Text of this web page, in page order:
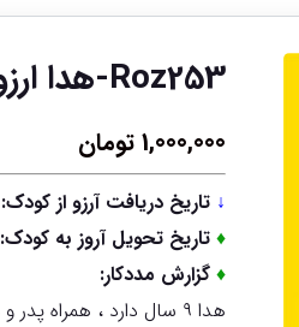
Roz253-هدا ارزوی داشتن لباس خوشگل دارد
1,000,000تومان
↓ تاریخ دریافت آرزو از کودک:
♦تاریخ تحویل آروز به کودک: 1403/06/6
♦ گزارش مددکار:
هدا ۹ سال دارد ، همراه پدر و مادرش زندگی می کند ، یک برادر بزرگتر از خودش نیز دارد ،